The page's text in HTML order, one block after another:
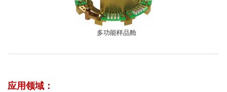
多功能样品舱
应用领域：